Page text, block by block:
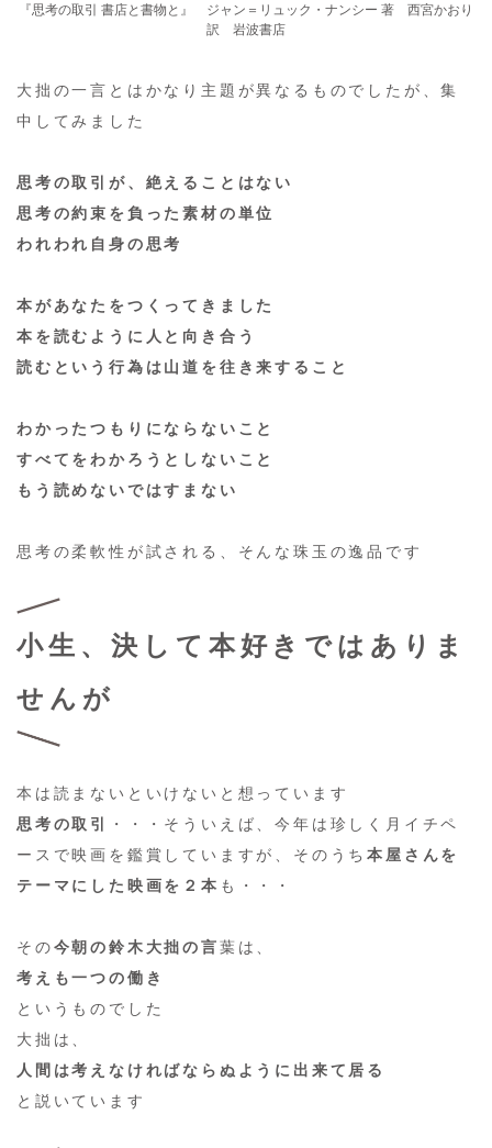
『思考の取引 書店と書物と』 ジャン＝リュック・ナンシー 著 西宮かおり
訳 岩波書店
大拙の一言とはかなり主題が異なるものでしたが、集
中してみました
思考の取引が、絶えることはない
思考の約束を負った素材の単位
われわれ自身の思考
本があなたをつくってきました
本を読むように人と向き合う
読むという行為は山道を往き来すること
わかったつもりにならないこと
すべてをわかろうとしないこと
もう読めないではすまない
思考の柔軟性が試される、そんな珠玉の逸品です
小生、決して本好きではありま
せんが
本は読まないといけないと想っています
思考の取引
・・・そういえば、今年は珍しく月イチペ
ースで映画を鑑賞していますが、そのうち本屋さんを
テーマにした映画を２本 も・・・
その今朝の鈴木大拙の言葉は、
考えも一つの働き
というものでした
大拙は、
人間は考えなければならぬように出来て居る
と説いています